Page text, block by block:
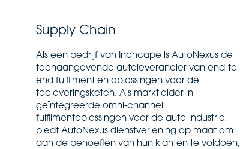
Supply Chain
Als een bedrijf van Inchcape is AutoNexus de
toonaangevende autoleverancier van end-to-
end fulfilment en oplossingen voor de
toeleveringsketen. Als marktleider in
geïntegreerde omni-channel
fulfilmentoplossingen voor de auto-industrie,
biedt AutoNexus dienstverlening op maat om
aan de behoeften van hun klanten te voldoen,